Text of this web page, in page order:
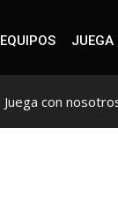
EQUIPOS JUEGA
Juega con